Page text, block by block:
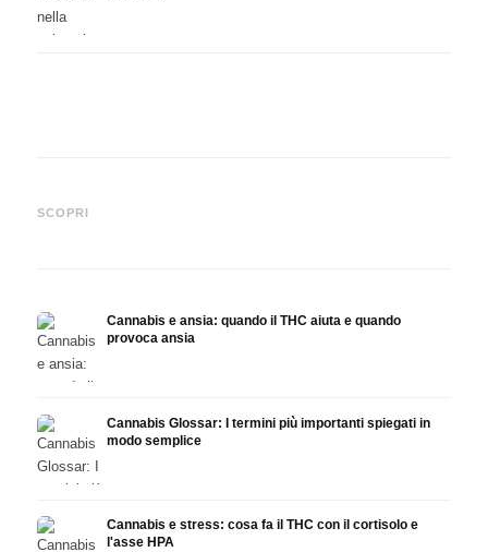
SCOPRI
Epidiolex e lo stato della
Cannabis e ansia: quando il THC aiuta e quando
provoca ansia
Cannabis Glossar: I termini più importanti spiegati in
modo semplice
Cannabis e stress: cosa fa il THC con il cortisolo e
l'asse HPA